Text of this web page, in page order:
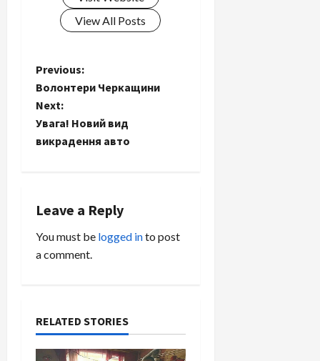
View All Posts
P
o
s
v
g
a
Previous:
Волонтери Черкащини
Next:
Увага! Новий вид
викрадення авто
Leave a Reply
You must be logged into post
a comment.
RELATED STORIES